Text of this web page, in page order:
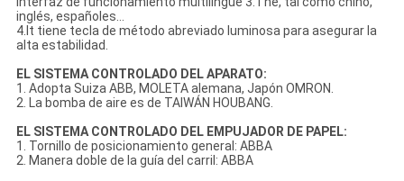
inglés, españoles…
4.It tiene tecla de método abreviado luminosa para asegurar la
alta estabilidad.
EL SISTEMA CONTROLADO DEL APARATO:
1. Adopta Suiza ABB, MOLETA alemana, Japón OMRON.
2. La bomba de aire es de TAIWÁN HOUBANG.
EL SISTEMA CONTROLADO DEL EMPUJADOR DE PAPEL:
1. Tornillo de posicionamiento general: ABBA
2. Manera doble de la guía del carril: ABBA